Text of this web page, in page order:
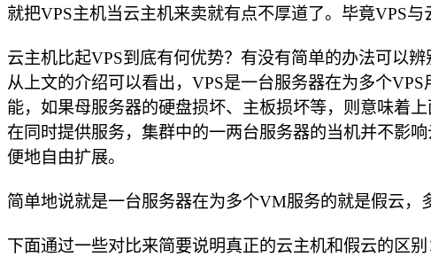
就把VPS主机当云主机来卖就有点不厚道了。毕竟VPS与
云主机比起VPS到底有何优势？有没有简单的办法可以辨
从上文的介绍可以看出，VPS是一台服务器在为多个
能，如果母服务器的硬盘损坏、主板损坏等，则意味着
在同时提供服务，集群中的一两台服务器的当机并不影
便地自由扩展。
简单地说就是一台服务器在为多个VM服务的就是假云，
下面通过一些对比来简要说明真正的云主机和假云的区别